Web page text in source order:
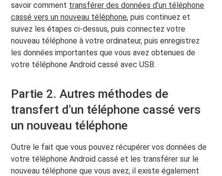
savoir comment transférer des données d'un téléphone
cassé vers un nouveau téléphone, puis continuez et
suivez les étapes ci-dessus, puis connectez votre
nouveau téléphone à votre ordinateur, puis enregistrez
les données importantes que vous avez obtenues de
votre téléphone Android cassé avec USB.
Partie 2. Autres méthodes de
transfert d'un téléphone cassé vers
un nouveau téléphone
Outre le fait que vous pouvez récupérer vos données de
votre téléphone Android cassé et les transférer sur le
nouveau téléphone que vous avez, il existe également